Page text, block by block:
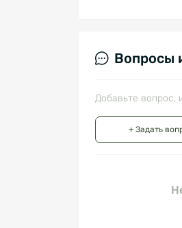
Вопросы
Добавьте вопрос,
+ Задать